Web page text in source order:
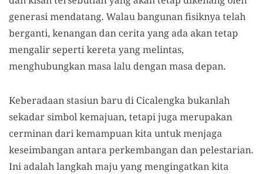
generasi mendatang. Walau bangunan fisiknya telah
berganti, kenangan dan cerita yang ada akan tetap
mengalir seperti kereta yang melintas,
menghubungkan masa lalu dengan masa depan.
Keberadaan stasiun baru di Cicalengka bukanlah
sekadar simbol kemajuan, tetapi juga merupakan
cerminan dari kemampuan kita untuk menjaga
keseimbangan antara perkembangan dan pelestarian.
Ini adalah langkah maju yang mengingatkan kita